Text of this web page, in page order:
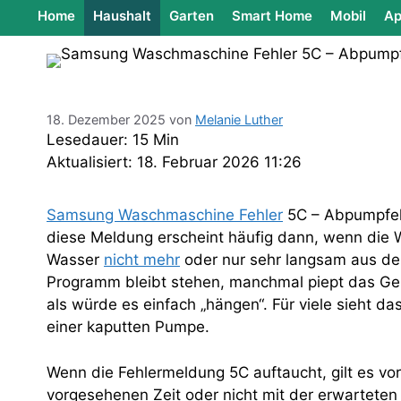
Home Haushalt Garten Smart Home Mobil
18. Dezember 2025 von Melanie Luther
Lesedauer: 15 Min
Aktualisiert: 18. Februar 2026 11:26
Samsung Waschmaschine Fehler 5C –
diese Meldung erscheint häufig dann, wenn die
Wasser nicht mehr oder nur sehr langsam aus
Programm bleibt stehen, manchmal piept das
als würde es einfach „hängen“. Für viele sieht
einer kaputten Pumpe.
Wenn die Fehlermeldung 5C auftaucht, gilt es
vorgesehenen Zeit oder nicht mit der